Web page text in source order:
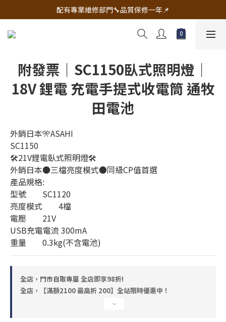
🔧電動工具&五金唯一首選 宇慶五金網拍🔧
配有專業維修部門🔧品質保修一年📌
🔧電動工具&五金唯一首選 宇慶五金網拍🔧
附發票｜SC1150臥式照明燈｜
18V 鋰電 充電手提式收電筒 通牧
田電池
外銷日本🎌ASAHI
SC1150
🛠21V鋰電臥式照明燈🛠
外銷日本●三檔亮度模式●同級CP值首選
產品規格:
型號        SC1120
亮度模式        4檔
電壓        21V
USB充電電流 300mA
重量        0.3kg(不含電池)
全店，門市自取專屬 全店即享98折!
全店，【滿額2100 最高折 200】全站限時優惠中！